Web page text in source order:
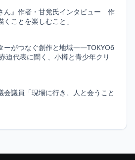
ん』作者・甘党氏インタビュー 作
ことを楽しむこと」
ーがつなぐ創作と地域――TOKYO6
迫代表に聞く、小樽と青少年クリ
会議員「現場に行き、人と会うこと